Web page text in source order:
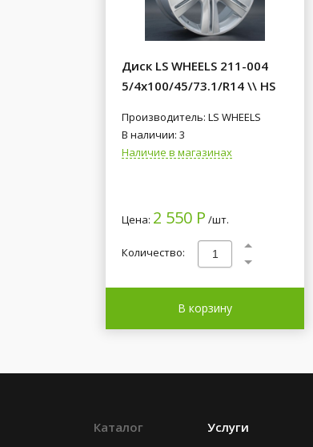
Диск LS WHEELS 211-004
5/4x100/45/73.1/R14 \\ HS
Производитель: LS WHEELS
В наличии: 3
Наличие в магазинах
Цена: 2 550 Р /шт.
Количество:
В корзину
Каталог Услуги